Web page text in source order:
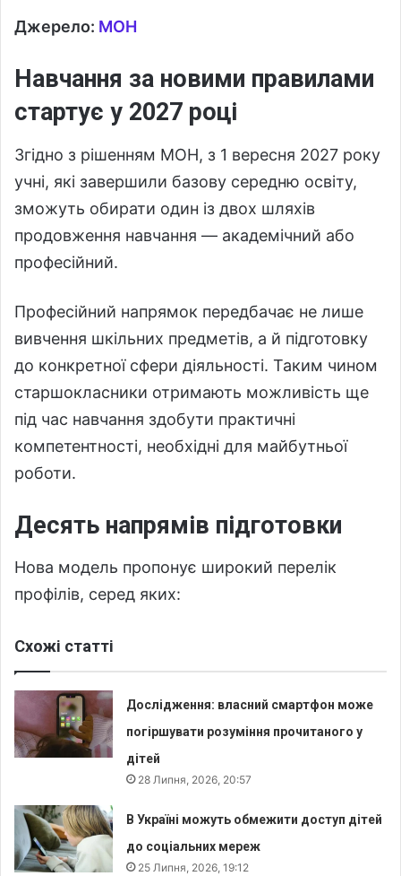
Джерело: МОН
Навчання за новими правилами
стартує у 2027 році
Згідно з рішенням МОН, з 1 вересня 2027 року
учні, які завершили базову середню освіту,
зможуть обирати один із двох шляхів
продовження навчання — академічний або
професійний.
Професійний напрямок передбачає не лише
вивчення шкільних предметів, а й підготовку
до конкретної сфери діяльності. Таким чином
старшокласники отримають можливість ще
під час навчання здобути практичні
компетентності, необхідні для майбутньої
роботи.
Десять напрямів підготовки
Нова модель пропонує широкий перелік
профілів, серед яких:
Схожі статті
Дослідження: власний смартфон може
погіршувати розуміння прочитаного у
дітей
28 Липня, 2026, 20:57
В Україні можуть обмежити доступ дітей
до соціальних мереж
25 Липня, 2026, 19:12